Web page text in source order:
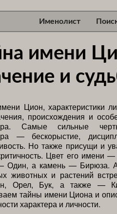
Именолист
имени
и
Цион, характеристики
происхождения и
Самые сильные
— бескорыстие,
Но также присущи и
Цвет его имени
Один, а камень — Бирюза.
животных и растений
Орел, Бук, а также —
тайны имени Циона и
характера и личности.